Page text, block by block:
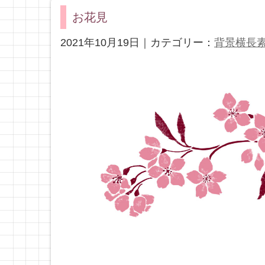
お花見
2021年10月19日｜カテゴリー： 背景横長